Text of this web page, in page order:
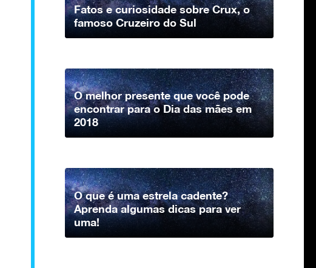
Fatos e curiosidade sobre Crux, o
famoso Cruzeiro do Sul
O melhor presente que você pode
encontrar para o Dia das mães em
2018
O que é uma estrela cadente?
Aprenda algumas dicas para ver
uma!